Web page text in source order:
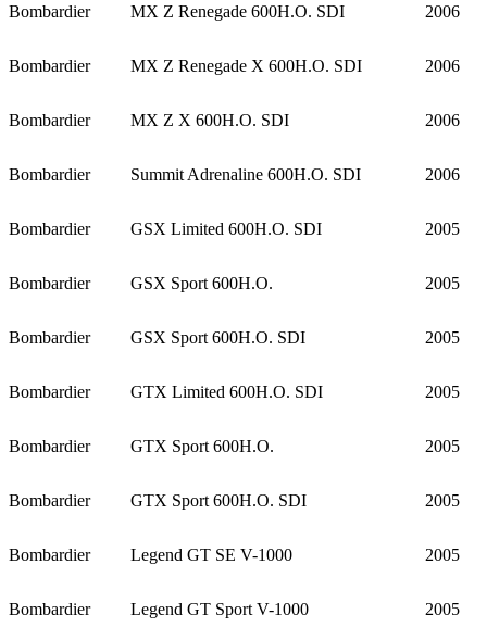
Bombardier MX Z Renegade 600H.O. SDI 2006
Bombardier MX Z Renegade X 600H.O. SDI 2006
Bombardier MX Z X 600H.O. SDI 2006
Bombardier Summit Adrenaline 600H.O. SDI 2006
Bombardier GSX Limited 600H.O. SDI 2005
Bombardier GSX Sport 600H.O. 2005
Bombardier GSX Sport 600H.O. SDI 2005
Bombardier GTX Limited 600H.O. SDI 2005
Bombardier GTX Sport 600H.O. 2005
Bombardier GTX Sport 600H.O. SDI 2005
Bombardier Legend GT SE V-1000 2005
Bombardier Legend GT Sport V-1000 2005